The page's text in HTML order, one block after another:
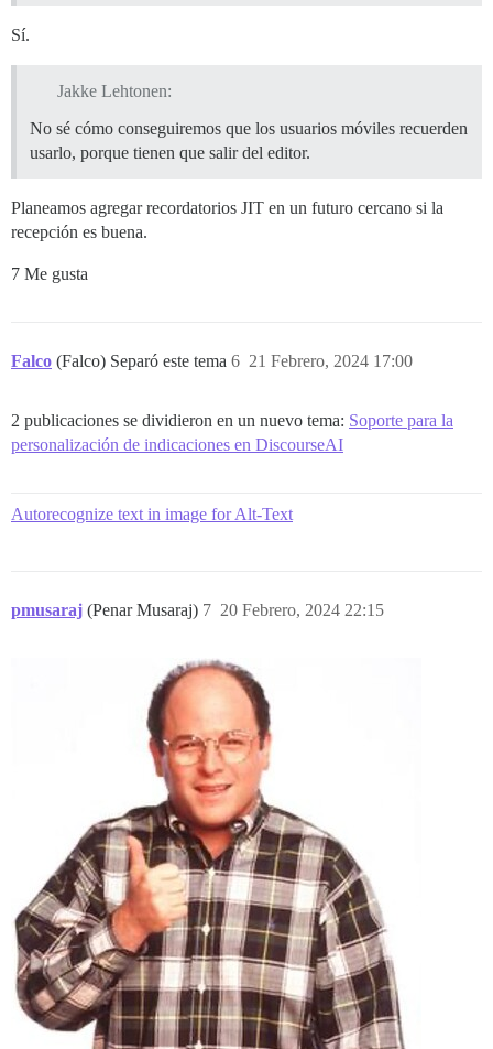
Sí.
Jakke Lehtonen:
No sé cómo conseguiremos que los usuarios móviles recuerden
usarlo, porque tienen que salir del editor.
Planeamos agregar recordatorios JIT en un futuro cercano si la
recepción es buena.
7 Me gusta
Falco (Falco) Separó este tema 21 Febrero, 2024 17:00
6
2 publicaciones se dividieron en un nuevo tema: Soporte para la
personalización de indicaciones en DiscourseAI
Autorecognize text in image for Alt-Text
pmusaraj (Penar Musaraj) 20 Febrero, 2024 22:15
7